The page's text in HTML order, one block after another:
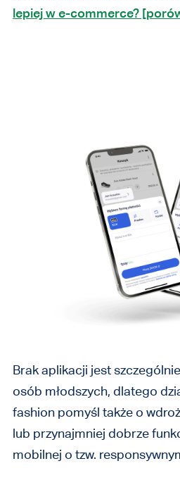
lepiej w e-commerce?
Brak aplikacji jest
osób młodszych, dlatego
fashion pomyśl także o
lub przynajmniej dobrze
mobilnej o tzw.